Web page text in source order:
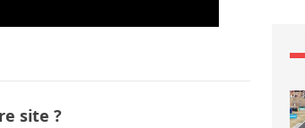
site ?